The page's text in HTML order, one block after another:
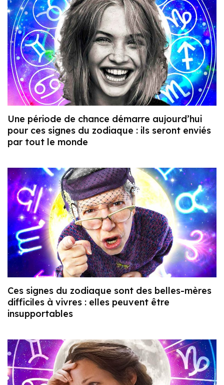
Une période de chance démarre aujourd’hui
pour ces signes du zodiaque : ils seront enviés
par tout le monde
Ces signes du zodiaque sont des belles-mères
difficiles à vivres : elles peuvent être
insupportables